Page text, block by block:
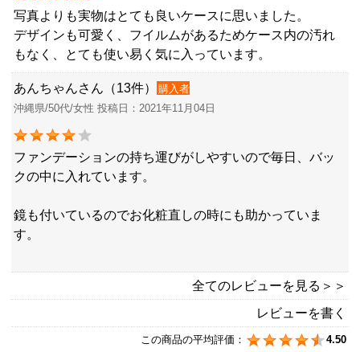
写真よりも実物はとても良いケースに思いました。
デザインも可愛く、フイルムがあるためケース内の汚れ
もなく、とても使い易く気に入っています。
あんちゃんさん（13件）
購入者
沖縄県/50代/女性 投稿日：2021年11月04日
ファンデーションの持ち運びがしやすいので毎日、バッ
クの中に入れています。
鏡も付いているのでお化粧直しの時にも助かっていま
す。
全てのレビューを見る＞＞
レビューを書く
この商品の平均評価： 4.50